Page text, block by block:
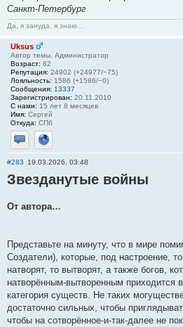
Санкт-Петербург
Да, я зануда, я знаю...
Uksus
Автор темы, Администратор
Возраст: 62
Репутация: 24902 (+24977/−75)
Лояльность: 1586 (+1586/−0)
Сообщения: 13337
Зарегистрирован: 20.11.2010
С нами: 15 лет 8 месяцев
Имя: Сергей
Откуда: СПб
Отправить личное сообщение
Сайт
#283 19.03.2026, 03:48
Звезданутые войны
От автора…
Представьте на минуту, что в мире
Создатели), которые, под настроение,
натворят, то вытворят, а также богов,
натворённым-вытворенным приходится
категория существ. Не таких
достаточно сильных, чтобы
чтобы на сотворённое-и-так-далее не